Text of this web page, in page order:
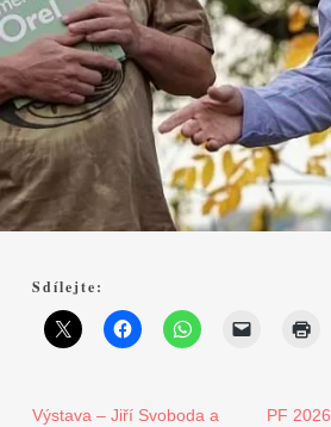
Sdílejte:
Výstava – Jiří Svoboda a
PF 2026